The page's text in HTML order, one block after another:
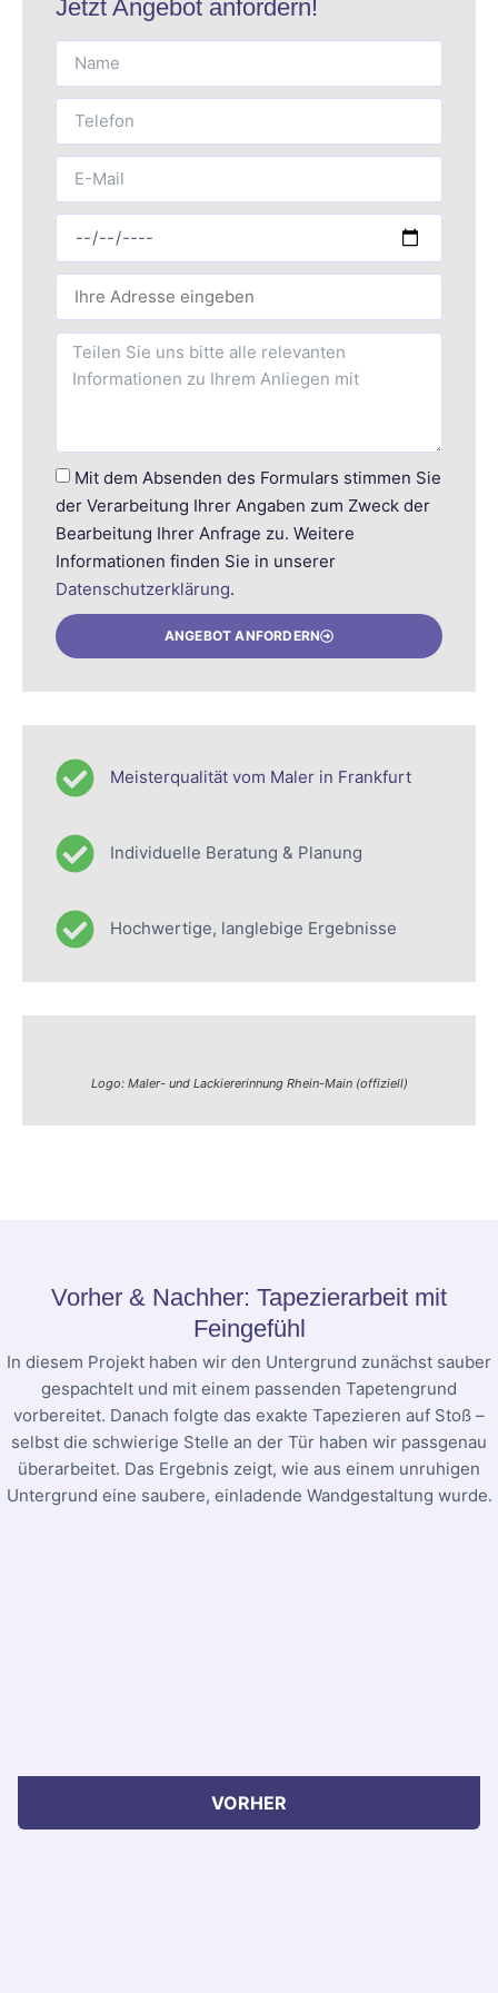
Jetzt Angebot anfordern!
Mit dem Absenden des Formulars stimmen Sie
der Verarbeitung Ihrer Angaben zum Zweck der
Bearbeitung Ihrer Anfrage zu. Weitere
Informationen finden Sie in unserer
Datenschutzerklärung.
ANGEBOT ANFORDERN
Meisterqualität vom Maler in Frankfurt
Individuelle Beratung & Planung
Hochwertige, langlebige Ergebnisse
Logo: Maler- und Lackiererinnung Rhein-Main (offiziell)
Vorher & Nachher: Tapezierarbeit mit
Feingefühl
In diesem Projekt haben wir den Untergrund zunächst sauber
gespachtelt und mit einem passenden Tapetengrund
vorbereitet. Danach folgte das exakte Tapezieren auf Stoß –
selbst die schwierige Stelle an der Tür haben wir passgenau
überarbeitet. Das Ergebnis zeigt, wie aus einem unruhigen
Untergrund eine saubere, einladende Wandgestaltung wurde.
VORHER